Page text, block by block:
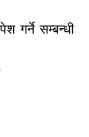
गर्ने सम्बन्धी